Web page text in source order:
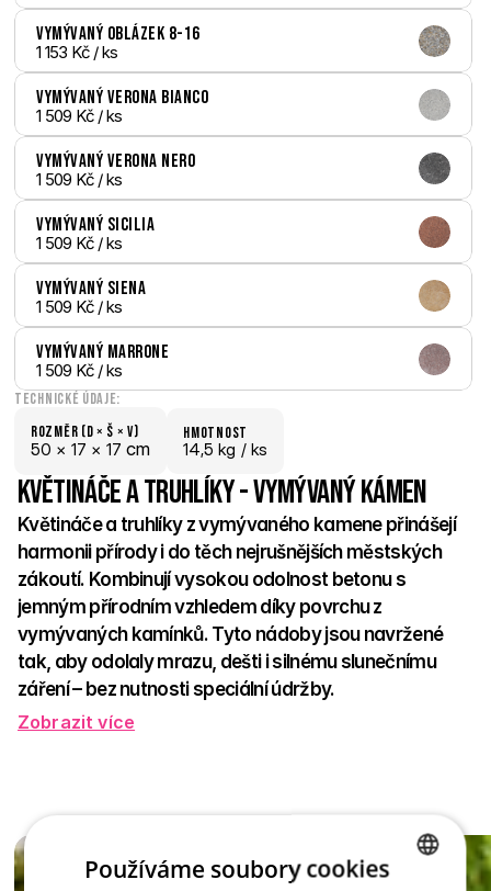
Vymývaný Oblázek 8-16
1 153 Kč / ks
Vymývaný Verona bianco
1 509 Kč / ks
Vymývaný Verona nero
1 509 Kč / ks
Vymývaný Sicilia
1 509 Kč / ks
Vymývaný Siena
1 509 Kč / ks
Vymývaný Marrone
1 509 Kč / ks
Technické údaje:
Rozměr (D × š × V)
50 × 17 × 17 cm
hmotnost
14,5 kg / ks
Květináče a truhlíky - Vymývaný kámen
Květináče a truhlíky z vymývaného kamene přinášejí
harmonii přírody i do těch nejrušnějších městských
zákoutí. Kombinují vysokou odolnost betonu s
jemným přírodním vzhledem díky povrchu z
vymývaných kamínků. Tyto nádoby jsou navržené
tak, aby odolaly mrazu, dešti i silnému slunečnímu
záření – bez nutnosti speciální údržby.
Ideální pro osázení květinami, bylinkami i okrasnými dřevinami.
velikostem se snadno kombinují s dalšími prvky městského
mobiliáře nebo zahradní architektury.
Zobrazit více
Používáme soubory cookies